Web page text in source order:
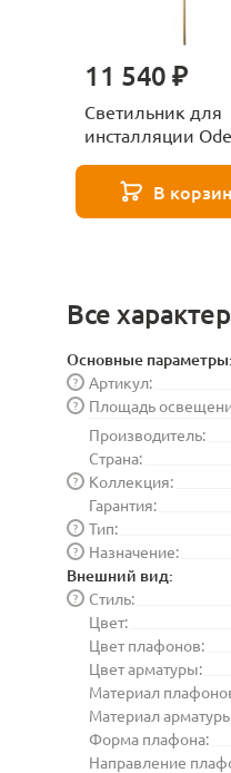
11 540 ₽
Светильник для
инсталляции
7154/150S
В
Все
Основные параметры:
Артикул:
?
Площадь
?
Производитель:
Страна:
Коллекция:
?
Гарантия:
Тип:
?
Назначение:
?
Внешний вид:
Стиль:
?
Цвет:
Цвет плафонов:
Цвет арматуры:
Материал
Материал
Форма плафона:
Направление